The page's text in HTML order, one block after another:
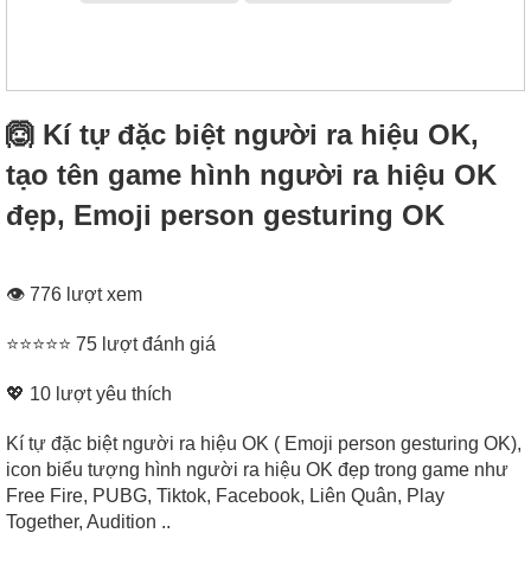
🙆 Kí tự đặc biệt người ra hiệu OK,
tạo tên game hình người ra hiệu OK
đẹp, Emoji person gesturing OK
👁 776 lượt xem
⭐⭐⭐⭐⭐ 75 lượt đánh giá
💖 10 lượt yêu thích
Kí tự đặc biệt người ra hiệu OK ( Emoji person gesturing OK),
icon biểu tượng hình người ra hiệu OK đẹp trong game như
Free Fire, PUBG, Tiktok, Facebook, Liên Quân, Play
Together, Audition ..